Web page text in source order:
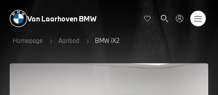
Van Laarhoven BMW
Homepage Aanbod BMW iX2